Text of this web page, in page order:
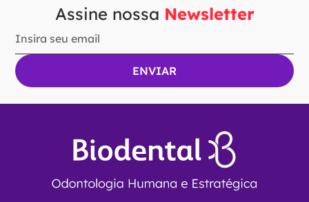
Assine nossa Newsletter